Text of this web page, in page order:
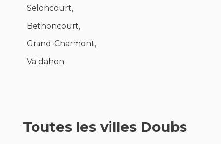
Seloncourt,
Bethoncourt,
Grand-Charmont,
Valdahon
Toutes les villes Doubs